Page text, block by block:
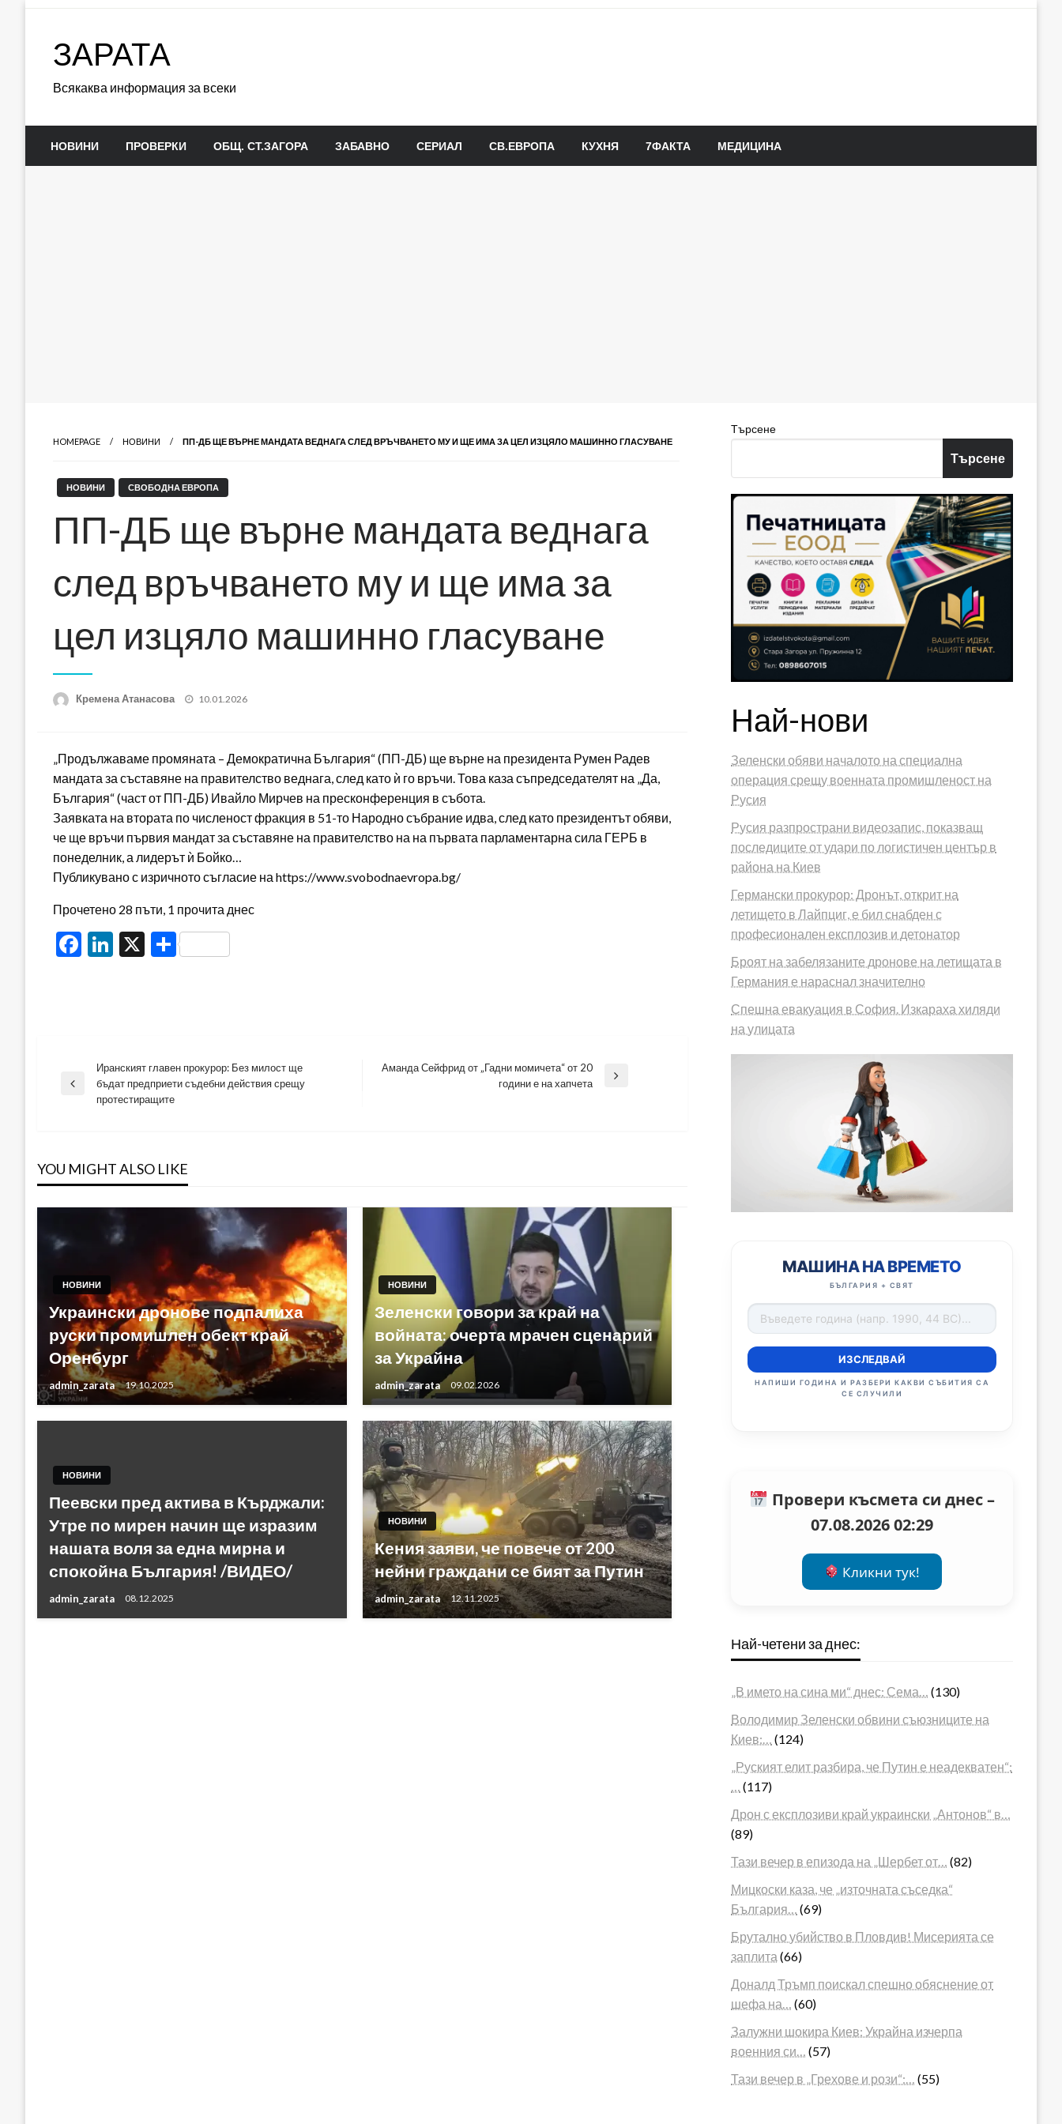
ЗАРАТА
Всякаква информация за всеки
НОВИНИ ПРОВЕРКИ ОБЩ. СТ.ЗАГОРА ЗАБАВНО СЕРИАЛ СВ.ЕВРОПА КУХНЯ 7ФАКТА МЕДИЦИНА
HOMEPAGE НОВИНИ ПП-ДБ ЩЕ ВЪРНЕ МАНДАТА ВЕДНАГА СЛЕД ВРЪЧВАНЕТО МУ И ЩЕ ИМА ЗА ЦЕЛ ИЗЦЯЛО МАШИННО ГЛАСУВАНЕ
НОВИНИ СВОБОДНА ЕВРОПА
ПП-ДБ ще върне мандата веднага
след връчването му и ще има за
цел изцяло машинно гласуване
Кремена Атанасова
Posted
10.01.2026
„Продължаваме промяната – Демократична България“ (ПП-ДБ) ще върне на президента Румен Радев
мандата за съставяне на правителство веднага, след като ѝ го връчи. Това каза съпредседателят на „Да,
България“ (част от ПП-ДБ) Ивайло Мирчев на пресконференция в събота.
Заявката на втората по численост фракция в 51-то Народно събрание идва, след като президентът обяви,
че ще връчи първия мандат за съставяне на правителство на на първата парламентарна сила ГЕРБ в
понеделник, а лидерът ѝ Бойко…
Публикувано с изричното съгласие на https://www.svobodnaevropa.bg/
Прочетено 28 пъти, 1 прочита днес
Facebook
LinkedIn
X Share
Навигация
Previous
Иранският главен прокурор: Без милост ще
бъдат предприети съдебни действия срещу
протестиращите
Аманда Сейфрид от „Гадни момичета“ от 20
години е на хапчета
YOU MIGHT ALSO LIKE
НОВИНИ
Украински дронове подпалиха
руски промишлен обект край
Оренбург
admin_zarata 19.10.2025
НОВИНИ
Зеленски говори за край на
войната: очерта мрачен сценарий
за Украйна
admin_zarata 09.02.2026
НОВИНИ
Пеевски пред актива в Кърджали:
Утре по мирен начин ще изразим
нашата воля за една мирна и
спокойна България! /ВИДЕО/
admin_zarata 08.12.2025
НОВИНИ
Кения заяви, че повече от 200
нейни граждани се бият за Путин
admin_zarata 12.11.2025
Търсене
Търсене
Най-нови
Зеленски обяви началото на специална
операция срещу военната промишленост на
Русия
Русия разпространи видеозапис, показващ
последиците от удари по логистичен център в
района на Киев
Германски прокурор: Дронът, открит на
летището в Лайпциг, е бил снабден с
професионален експлозив и детонатор
Броят на забелязаните дронове на летищата в
Германия е нараснал значително
Спешна евакуация в София. Изкараха хиляди
на улицата
МАШИНА НА ВРЕМЕТО
БЪЛГАРИЯ + СВЯТ
ИЗСЛЕДВАЙ
НАПИШИ ГОДИНА И РАЗБЕРИ КАКВИ СЪБИТИЯ СА
СЕ СЛУЧИЛИ
Провери късмета си днес –
07.08.2026 02:29
Кликни тук!
Най-четени за днес:
„В името на сина ми“ днес: Сема…
(130)
Володимир Зеленски обвини съюзниците на
Киев:…
(124)
„Руският елит разбира, че Путин е неадекватен“:
(117)
Дрон с експлозиви край украински „Антонов“ в…
(89)
Тази вечер в епизода на „Шербет от…
(82)
Мицкоски каза, че „източната съседка“
България…
(69)
Брутално убийство в Пловдив! Мисерията се
заплита (66)
Доналд Тръмп поискал спешно обяснение от
шефа на…
(60)
Залужни шокира Киев: Украйна изчерпа
военния си…
(57)
Тази вечер в „Грехове и рози“:…
(55)